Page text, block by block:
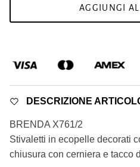
AGGIUNGI AL
DESCRIZIONE
BRENDA X761/2
Stivaletti in ecopelle decorati
chiusura con cerniera e tacco